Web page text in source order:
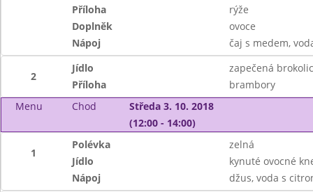
Příloha
rýže
Doplněk
ovoce
Nápoj
čaj s medem,
2
Jídlo
zapečená
Příloha
brambory
Menu
Chod
Středa 3. 10. 2018
(12:00 - 14:00)
1
Polévka
zelná
Jídlo
kynuté ovocné
Nápoj
džus, voda s